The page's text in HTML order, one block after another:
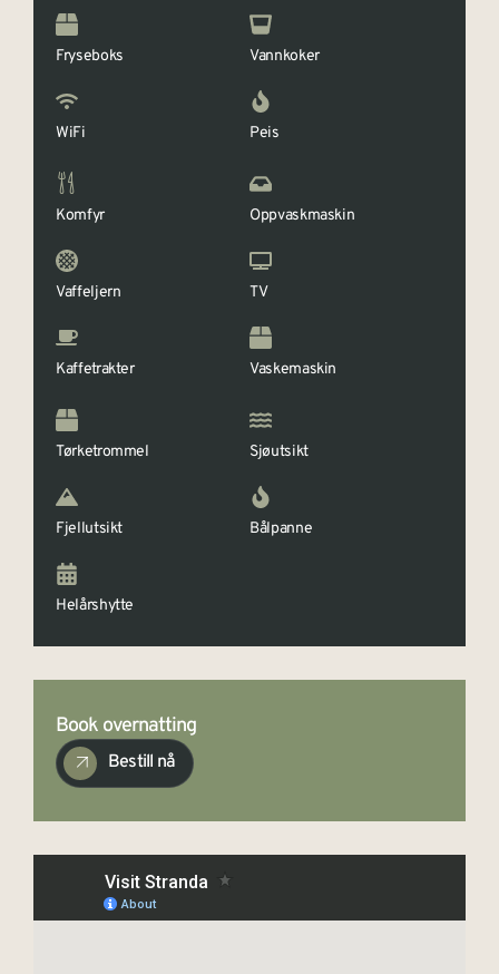
Fryseboks Vannkoker
WiFi Peis
Komfyr Oppvaskmaskin
Vaffeljern TV
Kaffetrakter Vaskemaskin
Tørketrommel Sjøutsikt
Fjellutsikt Bålpanne
Helårshytte
Book overnatting
Bestill nå